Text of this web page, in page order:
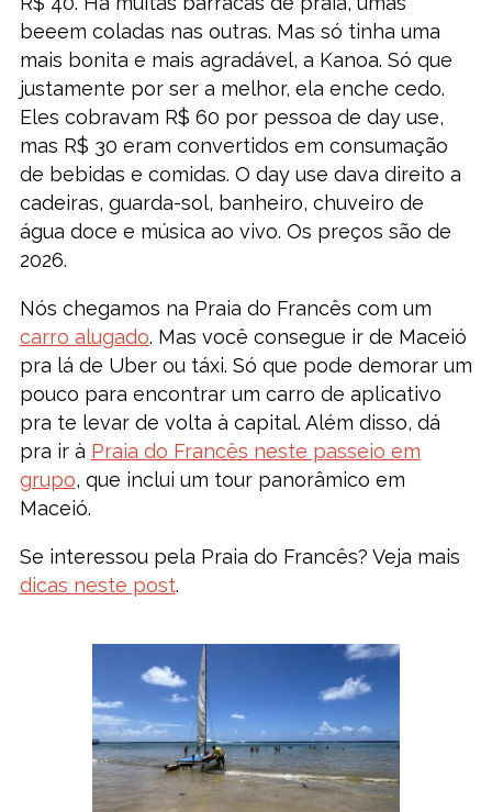
beeem coladas nas outras. Mas só tinha uma
mais bonita e mais agradável, a Kanoa. Só que
justamente por ser a melhor, ela enche cedo.
Eles cobravam R$ 60 por pessoa de day use,
mas R$ 30 eram convertidos em consumação
de bebidas e comidas. O day use dava direito a
cadeiras, guarda-sol, banheiro, chuveiro de
água doce e música ao vivo. Os preços são de
2026.
Nós chegamos na Praia do Francês com um
carro alugado. Mas você consegue ir de Maceió
pra lá de Uber ou táxi. Só que pode demorar um
pouco para encontrar um carro de aplicativo
pra te levar de volta à capital. Além disso, dá
pra ir à Praia do Francês neste passeio em
grupo, que inclui um tour panorâmico em
Maceió.
Se interessou pela Praia do Francês? Veja mais
dicas neste post.